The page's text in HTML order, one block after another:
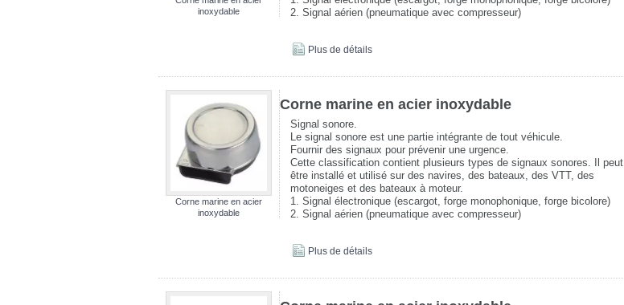
inoxydable
2. Signal aérien (pneumatique avec compresseur)
Plus de détails
Corne marine en acier
inoxydable
Corne marine en acier inoxydable
Signal sonore.
Le signal sonore est une partie intégrante de tout véhicule.
Fournir des signaux pour prévenir une urgence.
Cette classification contient plusieurs types de signaux sonores. Il peut
être installé et utilisé sur des navires, des bateaux, des VTT, des
motoneiges et des bateaux à moteur.
1. Signal électronique (escargot, forge monophonique, forge bicolore)
2. Signal aérien (pneumatique avec compresseur)
Plus de détails